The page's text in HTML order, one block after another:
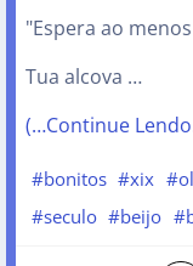
"Espera ao
Tua alcova …
(…Continue
#bonitos #xix
#seculo #beijo